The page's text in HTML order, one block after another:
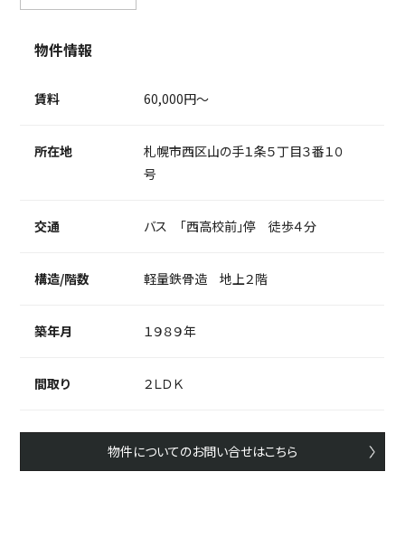
物件情報
賃料 60,000円～
所在地
札幌市西区山の手１条５丁目３番１０
号
交通 バス 「西高校前」停 徒歩４分
構造/階数 軽量鉄骨造 地上２階
築年月 １９８９年
間取り ２ＬＤＫ
物件についてのお問い合せはこちら